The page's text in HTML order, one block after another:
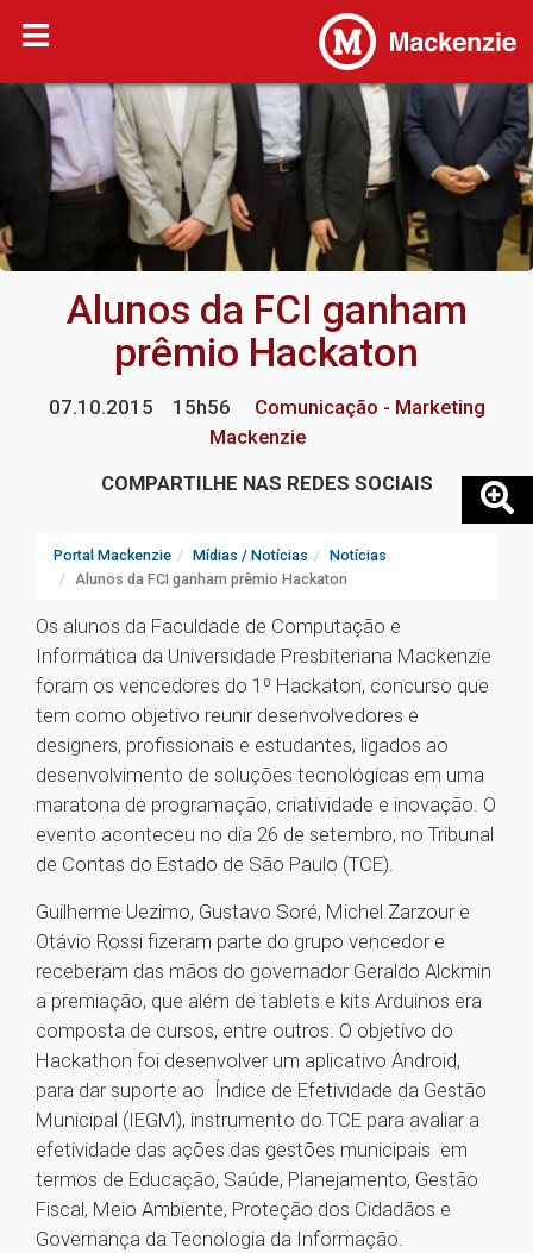
Alunos da FCI ganham
prêmio Hackaton
07.10.2015 15h56
Comunicação - Marketing
Mackenzie
COMPARTILHE NAS REDES SOCIAIS
Portal Mackenzie Mídias / Notícias
Notícias
Alunos da FCI ganham prêmio Hackaton
Os alunos da Faculdade de Computação e
Informática da Universidade Presbiteriana Mackenzie
foram os vencedores do 1º Hackaton, concurso que
tem como objetivo reunir desenvolvedores e
designers, profissionais e estudantes, ligados ao
desenvolvimento de soluções tecnológicas em uma
maratona de programação, criatividade e inovação. O
evento aconteceu no dia 26 de setembro, no Tribunal
de Contas do Estado de São Paulo (TCE).
Guilherme Uezimo, Gustavo Soré, Michel Zarzour e
Otávio Rossi fizeram parte do grupo vencedor e
receberam das mãos do governador Geraldo Alckmin
a premiação, que além de tablets e kits Arduinos era
composta de cursos, entre outros. O objetivo do
Hackathon foi desenvolver um aplicativo Android,
para dar suporte ao Índice de Efetividade da Gestão
Municipal (IEGM), instrumento do TCE para avaliar a
efetividade das ações das gestões municipais em
termos de Educação, Saúde, Planejamento, Gestão
Fiscal, Meio Ambiente, Proteção dos Cidadãos e
Governança da Tecnologia da Informação.